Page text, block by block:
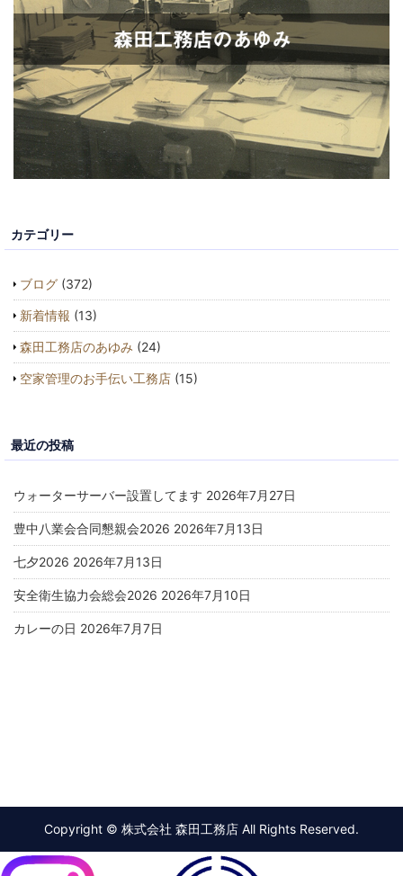
カテゴリー
ブログ (372)
新着情報 (13)
森田工務店のあゆみ (24)
空家管理のお手伝い工務店 (15)
最近の投稿
ウォーターサーバー設置してます 2026年7月27日
豊中八業会合同懇親会2026 2026年7月13日
七夕2026 2026年7月13日
安全衛生協力会総会2026 2026年7月10日
カレーの日 2026年7月7日
Copyright © 株式会社 森田工務店 All Rights Reserved.